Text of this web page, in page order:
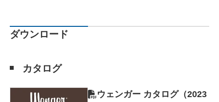
ダウンロード
カタログ
ウェンガー カタログ（2023